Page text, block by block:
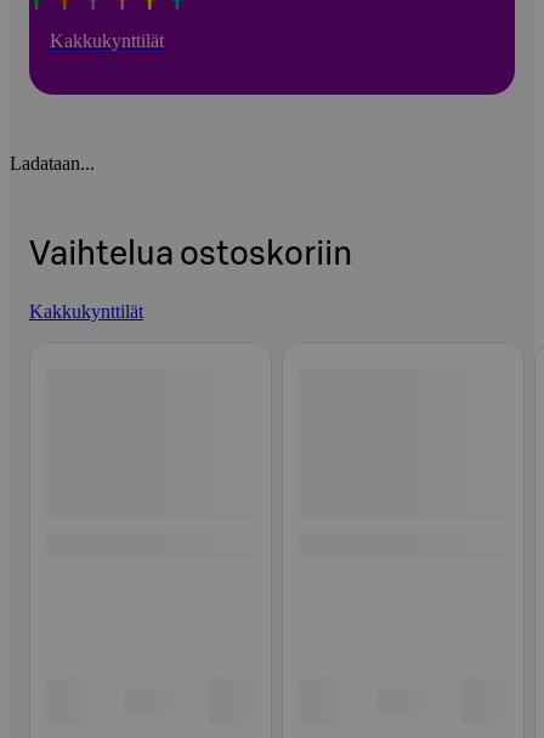
Kakkukynttilät
Ladataan...
Vaihtelua ostoskoriin
Kakkukynttilät